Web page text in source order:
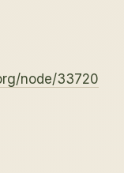
node/33720